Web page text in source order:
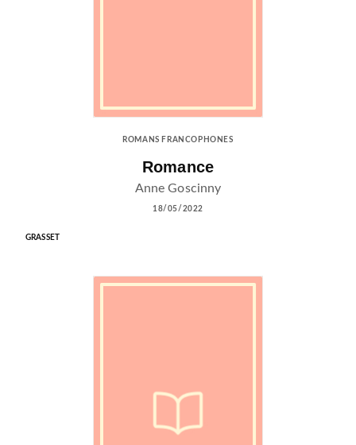
ROMANS FRANCOPHONES
Romance
Anne Goscinny
18/05/2022
GRASSET